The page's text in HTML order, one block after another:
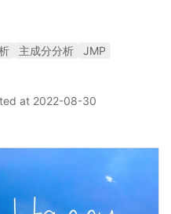
主成分分析
JMP
at 2022-08-30